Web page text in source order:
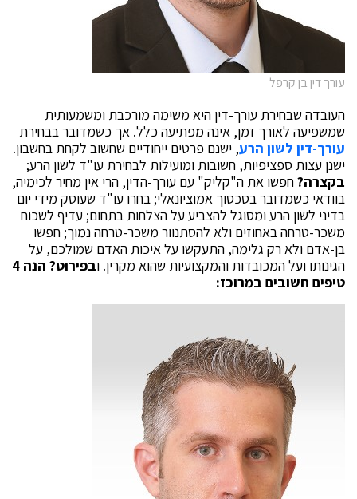
עורך דין בן קרפל
העובדה שבחירת עורך-דין היא משימה מורכבת ומשמעותית
שמשפיעה לאורך זמן, אינה מפתיעה כלל. אך כשמדובר בבחירת
עורך-דין לשון הרע, ישנם פרטים ייחודיים שחשוב לקחת בחשבון.
ישנן עצות ספציפיות, חשובות ומועילות לבחירת עו"ד לשון הרע;
בקצרה?חפשו את ה"קליק" עם עורך-הדין, הרי אין מחיר לכימיה,
בוודאי כשמדובר בסכסוך אמוציונאלי; בחרו עו"ד שעוסק מידי יום
בדיני לשון הרע ומסוגל להצביע על הצלחות בתחום; עדיף לשכוח
משכר-טרחה באחוזים ולא להסתנוור משכר-טרחה נמוך; חפשו
בן-אדם ולא רק גלימה, התעקשו על איכות האדם שמולכם, על
הגינותו ועל המכובדות והמקצועיות שהוא מקרין. ו
בפירוט? הנה 4
טיפים חשובים במרוכז: